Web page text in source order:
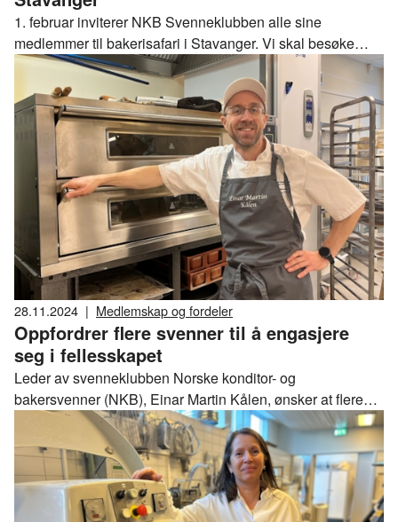
1. februar inviterer NKB Svenneklubben alle sine
medlemmer til bakerisafari i Stavanger. Vi skal besøke
noen av Stavangers mest spennende steder og vi skal se
unge talenter konkurrere i Rogalandsmesterskapet. Dagen
avsluttes med festmiddag sammen med andre fra
bransjen.
28.11.2024 | Medlemskap og fordeler
Oppfordrer flere svenner til å engasjere
seg i fellesskapet
Leder av svenneklubben Norske konditor- og
bakersvenner (NKB), Einar Martin Kålen, ønsker at flere
baker- og konditorsvenner over hele landet melder seg inn
i svenneklubben og engasjerer seg i det faglige og sosiale
fellesskapet deres.